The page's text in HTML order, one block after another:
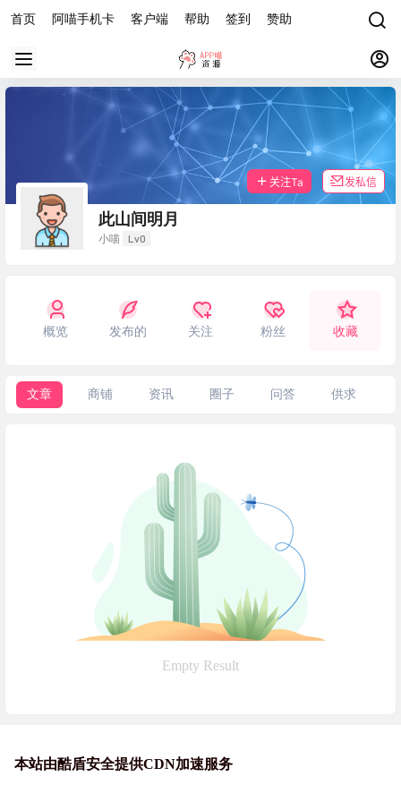
首页 阿喵手机卡 客户端 帮助 签到 赞助
此山间明月
小喵 Lv0
关注Ta 发私信
概览 发布的 关注 粉丝 收藏
文章 商铺 资讯 圈子 问答 供求
Empty Result
本站由酷盾安全提供CDN加速服务